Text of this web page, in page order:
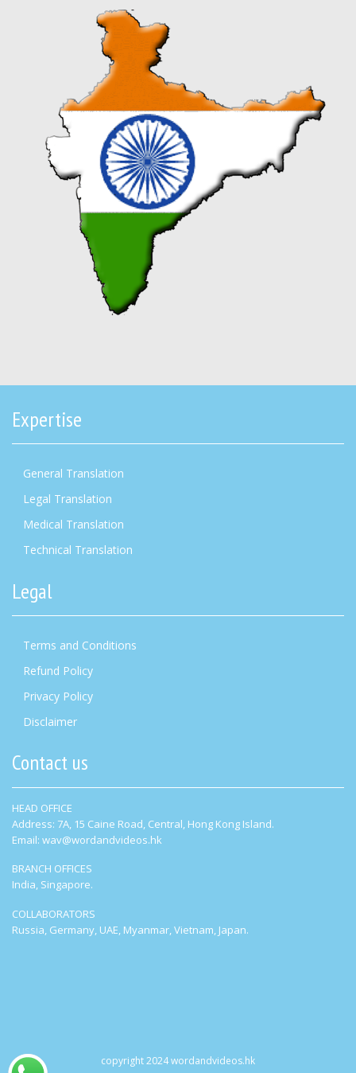
Expertise
General Translation
Legal Translation
Medical Translation
Technical Translation
Legal
Terms and Conditions
Refund Policy
Privacy Policy
Disclaimer
Contact us
HEAD OFFICE
Address: 7A, 15 Caine Road, Central, Hong Kong Island.
Email: wav@wordandvideos.hk
BRANCH OFFICES
India, Singapore.
COLLABORATORS
Russia, Germany, UAE, Myanmar, Vietnam, Japan.
copyright 2024 wordandvideos.hk